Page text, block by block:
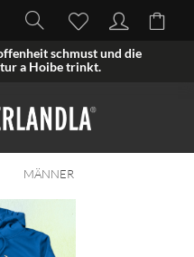
schmust und die
a Hoibe trinkt.
MÄNNER